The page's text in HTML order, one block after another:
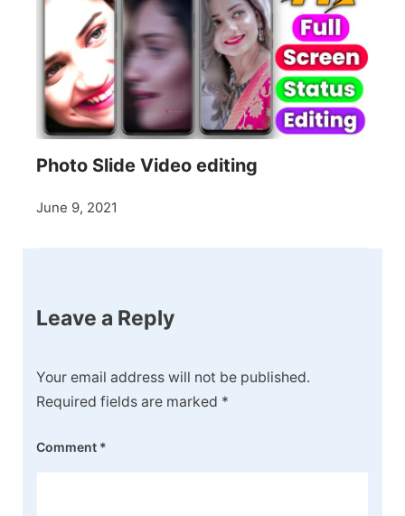
Photo Slide Video editing
June 9, 2021
Leave a Reply
Your email address will not be published.
Required fields are marked *
Comment *